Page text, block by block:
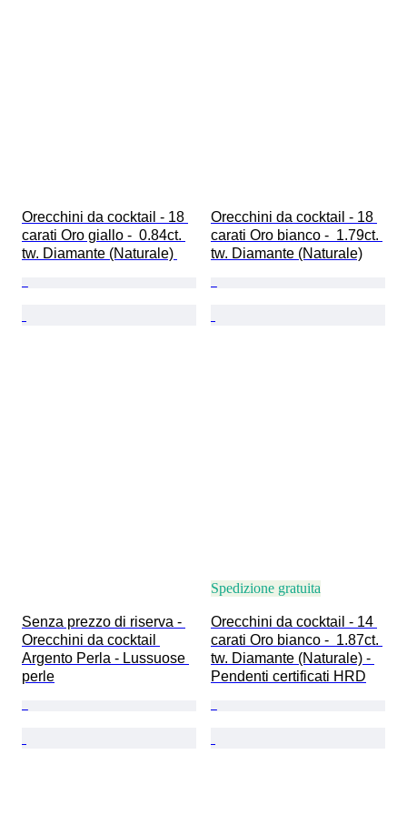
Orecchini da cocktail - 18
carati Oro giallo -  0.84ct.
tw. Diamante (Naturale)
Orecchini da cocktail - 18
carati Oro bianco -  1.79ct.
tw. Diamante (Naturale)
Senza prezzo di riserva -
Orecchini da cocktail
Argento Perla - Lussuose
perle
Spedizione gratuita
Orecchini da cocktail - 14
carati Oro bianco -  1.87ct.
tw. Diamante (Naturale) -
Pendenti certificati HRD